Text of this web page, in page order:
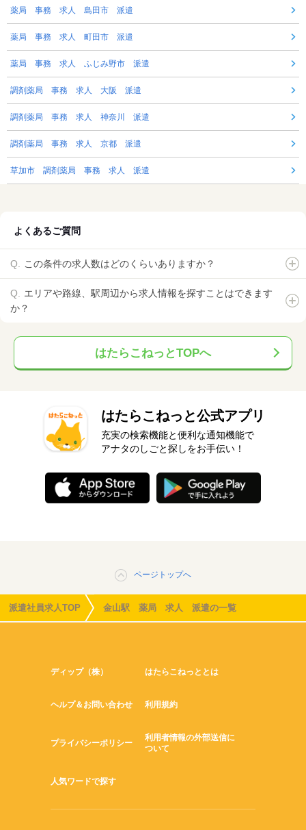
薬局 事務 求人 島田市 派遣
薬局 事務 求人 町田市 派遣
薬局 事務 求人 ふじみ野市 派遣
調剤薬局 事務 求人 大阪 派遣
調剤薬局 事務 求人 神奈川 派遣
調剤薬局 事務 求人 京都 派遣
草加市 調剤薬局 事務 求人 派遣
よくあるご質問
この条件の求人数はどのくらいありますか？
エリアや路線、駅周辺から求人情報を探すことはできます
か？
はたらこねっとTOPへ
はたらこねっと公式アプリ
充実の検索機能と便利な通知機能で
アナタのしごと探しをお手伝い！
ページトップへ
派遣社員求人TOP 金山駅 薬局 求人 派遣の一覧
ディップ（株） はたらこねっととは
ヘルプ＆お問い合わせ 利用規約
プライバシーポリシー
利用者情報の外部送信に
ついて
人気ワードで探す